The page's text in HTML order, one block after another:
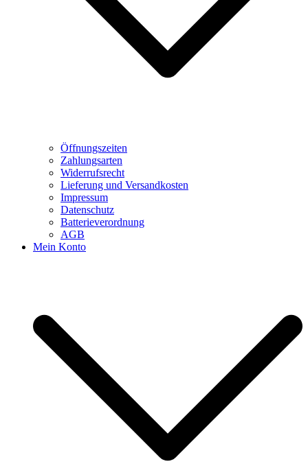
Öffnungszeiten
Zahlungsarten
Widerrufsrecht
Lieferung und Versandkosten
Impressum
Datenschutz
Batterieverordnung
AGB
Mein Konto